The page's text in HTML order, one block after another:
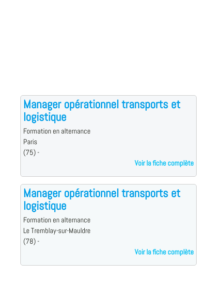
Manager opérationnel transports et
logistique
Formation en alternance
Paris
(75) -
Voir la fiche complète
Manager opérationnel transports et
logistique
Formation en alternance
Le Tremblay-sur-Mauldre
(78) -
Voir la fiche complète